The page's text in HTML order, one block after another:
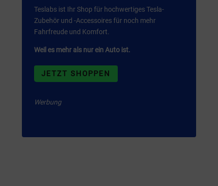
Teslabs ist Ihr Shop für hochwertiges Tesla-
Zubehör und -Accessoires für noch mehr
Fahrfreude und Komfort.
Weil es mehr als nur ein Auto ist.
JETZT SHOPPEN
Werbung